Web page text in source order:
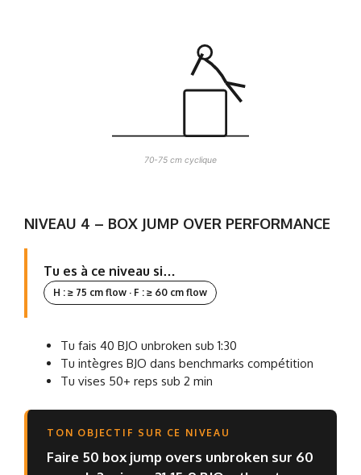
70-75 cm cyclique
NIVEAU 4 – BOX JUMP OVER PERFORMANCE
Tu es à ce niveau si…
H : ≥ 75 cm flow · F : ≥ 60 cm flow
Tu fais 40 BJO unbroken sub 1:30
Tu intègres BJO dans benchmarks compétition
Tu vises 50+ reps sub 2 min
TON OBJECTIF SUR CE NIVEAU
Faire 50 box jump overs unbroken sur 60